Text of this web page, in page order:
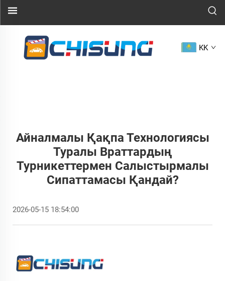
KK
Айналмалы Қақпа Технологиясы
Туралы Враттардың
Турникеттермен Салыстырмалы
Сипаттамасы Қандай?
2026-05-15 18:54:00